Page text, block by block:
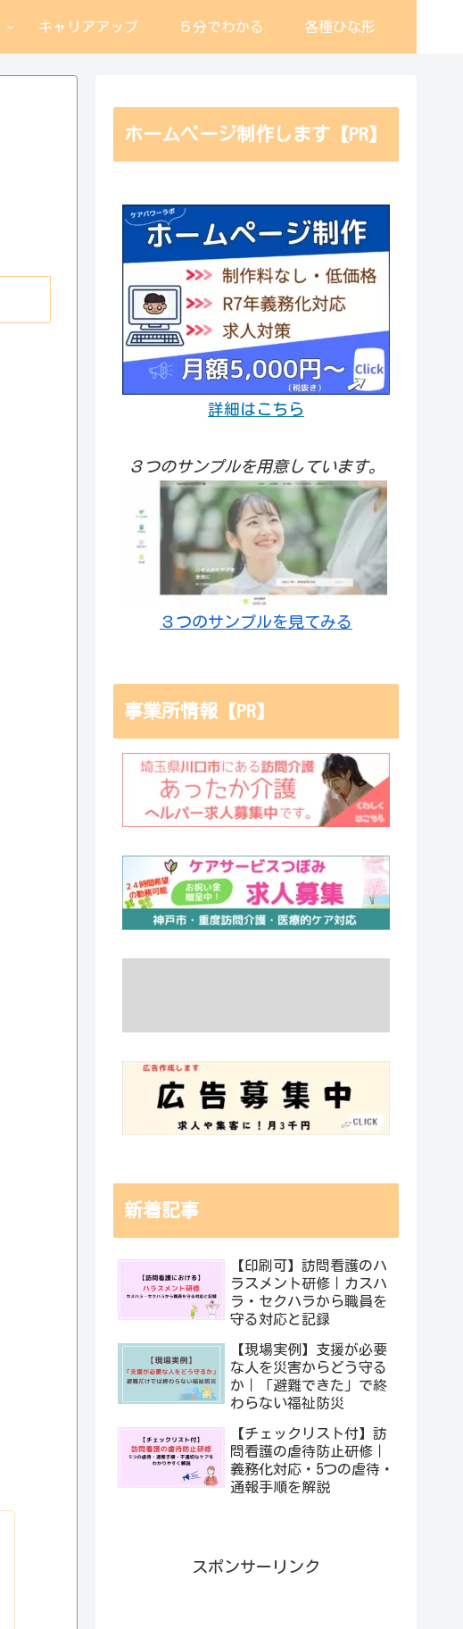
キャリアアップ ５分でわかる 各種ひな形
ホームページ制作します【PR】
詳細はこちら
３つのサンプルを用意しています。
３つのサンプルを見てみる
事業所情報【PR】
新着記事
【印刷可】訪問看護のハ
ラスメント研修｜カスハ
ラ・セクハラから職員を
守る対応と記録
【現場実例】支援が必要
な人を災害からどう守る
か｜「避難できた」で終
わらない福祉防災
【チェックリスト付】訪
問看護の虐待防止研修｜
義務化対応・5つの虐待・
通報手順を解説
スポンサーリンク